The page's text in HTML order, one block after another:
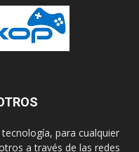
para cualquier
a través de las redes